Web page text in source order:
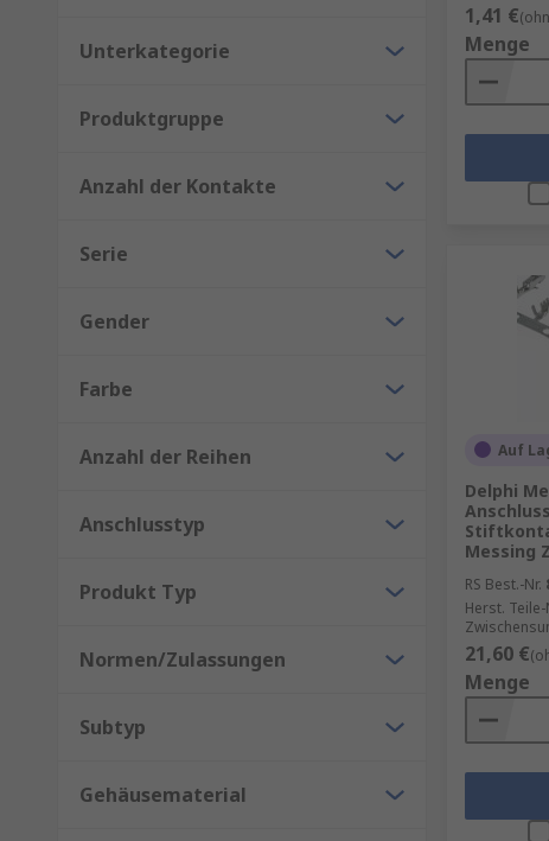
Unterkategorie
Produktgruppe
Anzahl der Kontakte
Serie
Gender
Farbe
Anzahl der Reihen
Anschlusstyp
Produkt Typ
Normen/Zulassungen
Subtyp
Gehäusematerial
1,41 €
Menge
Auf
Delphi
Messing
RS Best.-Nr.
Herst. Teile-
21,60 €
Menge